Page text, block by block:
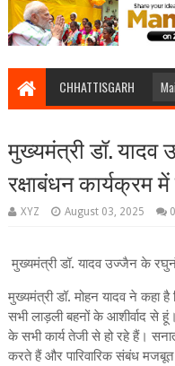
CHHATTISGARH
मुख्यमंत्री डॉ.
रक्षाबंधन कार्यक्रम
XYZ August 03, 2025 0
मुख्यमंत्री डॉ. यादव उज्जैन के
मुख्यमंत्री डॉ. मोहन यादव ने कहा
सभी लाड़ली बहनों के आशीर्वाद से
के सभी कार्य तेजी से हो रहे हैं।
करते हैं और पारिवारिक संबंध